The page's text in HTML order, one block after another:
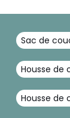
Sac de
Housse de
Housse de